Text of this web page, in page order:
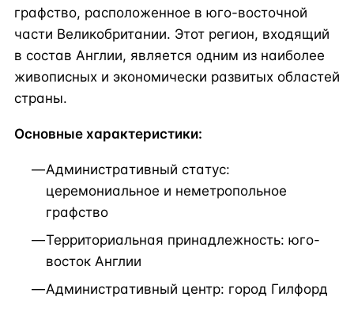
графство, расположенное в юго-восточной
части Великобритании. Этот регион, входящий
в состав Англии, является одним из наиболее
живописных и экономически развитых областей
страны.
Основные характеристики:
Административный статус:
церемониальное и неметропольное
графство
Территориальная принадлежность: юго-
восток Англии
Административный центр: город Гилфорд